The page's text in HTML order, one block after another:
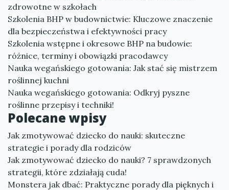
zdrowotne w szkołach
Szkolenia BHP w budownictwie: Kluczowe znaczenie
dla bezpieczeństwa i efektywności pracy
Szkolenia wstępne i okresowe BHP na budowie:
różnice, terminy i obowiązki pracodawcy
Nauka wegańskiego gotowania: Jak stać się mistrzem
roślinnej kuchni
Nauka wegańskiego gotowania: Odkryj pyszne
roślinne przepisy i techniki!
Polecane wpisy
Jak zmotywować dziecko do nauki: skuteczne
strategie i porady dla rodziców
Jak zmotywować dziecko do nauki? 7 sprawdzonych
strategii, które zdziałają cuda!
Monstera jak dbać: Praktyczne porady dla pięknych i